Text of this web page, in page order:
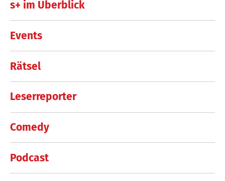
s+ im Überblick
Events
Rätsel
Leserreporter
Comedy
Podcast